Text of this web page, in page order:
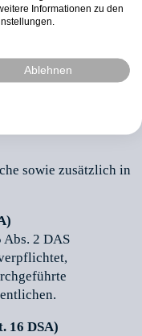
der Mitgliedstaaten,
Abs. 1 DSA) ist
sowie zusätzlich in
2 DAS
16 DSA)
Informationen zu den
Ablehnen